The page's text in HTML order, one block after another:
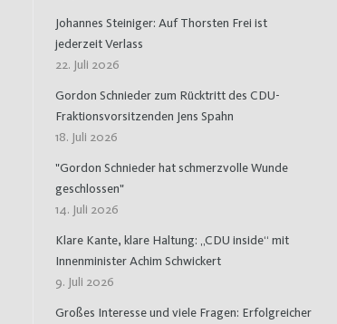
Johannes Steiniger: Auf Thorsten Frei ist
jederzeit Verlass
22. Juli 2026
Gordon Schnieder zum Rücktritt des CDU-
Fraktionsvorsitzenden Jens Spahn
18. Juli 2026
"Gordon Schnieder hat schmerzvolle Wunde
geschlossen"
14. Juli 2026
Klare Kante, klare Haltung: „CDU inside“ mit
Innenminister Achim Schwickert
9. Juli 2026
Großes Interesse und viele Fragen: Erfolgreicher